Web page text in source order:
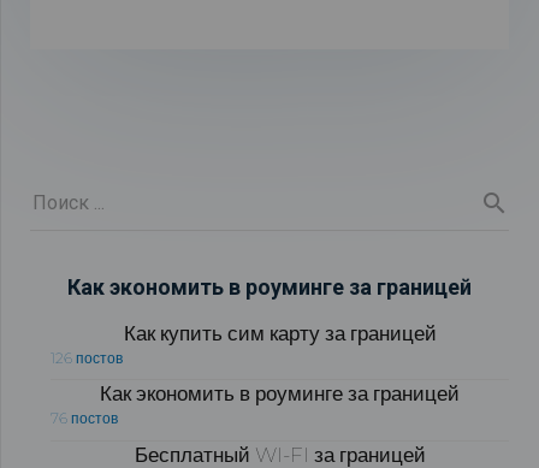
Как экономить в роуминге за границей
Как купить сим карту за границей
126 постов
Как экономить в роуминге за границей
76 постов
Бесплатный WI-FI за границей